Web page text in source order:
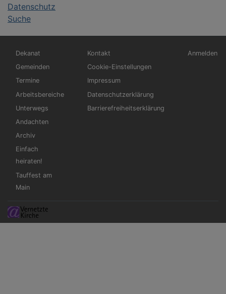
Datenschutz
Suche
Hauptnavigation
Dekanat
Gemeinden
Termine
Arbeitsbereiche
Unterwegs
Andachten
Archiv
Einfach
heiraten!
Tauffest am
Main
Fußbereichsmenü
Kontakt
Cookie-Einstellungen
Impressum
Datenschutzerklärung
Barrierefreiheitserklärung
Anmelden